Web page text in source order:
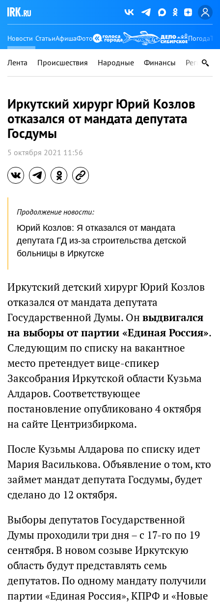
Новости СтатьиАфишаФото Погода
Лента Происшествия Народные Финансы Регионы
Иркутский хирург Юрий Козлов
отказался от мандата депутата
Госдумы
5 октября 2021 11:56
Продолжение новости:
Юрий Козлов: Я отказался от мандата
депутата ГД из-за строительства детской
больницы в Иркутске
Иркутский детский хирург Юрий Козлов
отказался от мандата депутата
Государственной Думы. Он выдвигался
на выборы от партии «Единая Россия».
Следующим по списку на вакантное
место претендует вице-спикер
Заксобрания Иркутской области Кузьма
Алдаров. Соответствующее
постановление опубликовано 4 октября
на сайте Центризбиркома.
После Кузьмы Алдарова по списку идет
Мария Василькова. Объявление о том, кто
займет мандат депутата Госдумы, будет
сделано до 12 октября.
Выборы депутатов Государственной
Думы проходили три дня – с 17-го по 19
сентября. В новом созыве Иркутскую
область будут представлять семь
депутатов. По одному мандату получили
партии «Единая Россия», КПРФ и «Новые